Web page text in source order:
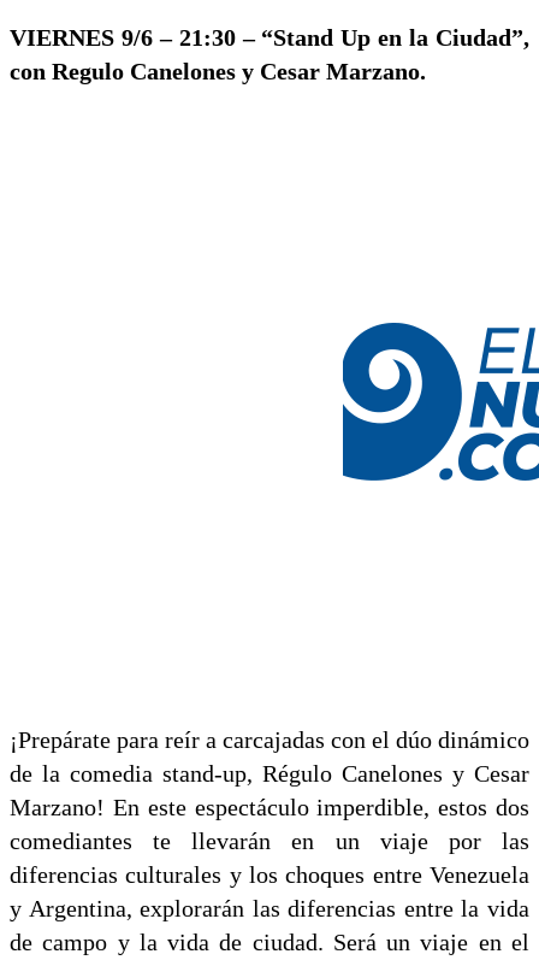
VIERNES 9/6 – 21:30 – “Stand Up en la Ciudad”,
con Regulo Canelones y Cesar Marzano.
¡Prepárate para reír a carcajadas con el dúo dinámico
de la comedia stand-up, Régulo Canelones y Cesar
Marzano! En este espectáculo imperdible, estos dos
comediantes te llevarán en un viaje por las
diferencias culturales y los choques entre Venezuela
y Argentina, explorarán las diferencias entre la vida
de campo y la vida de ciudad. Será un viaje en el